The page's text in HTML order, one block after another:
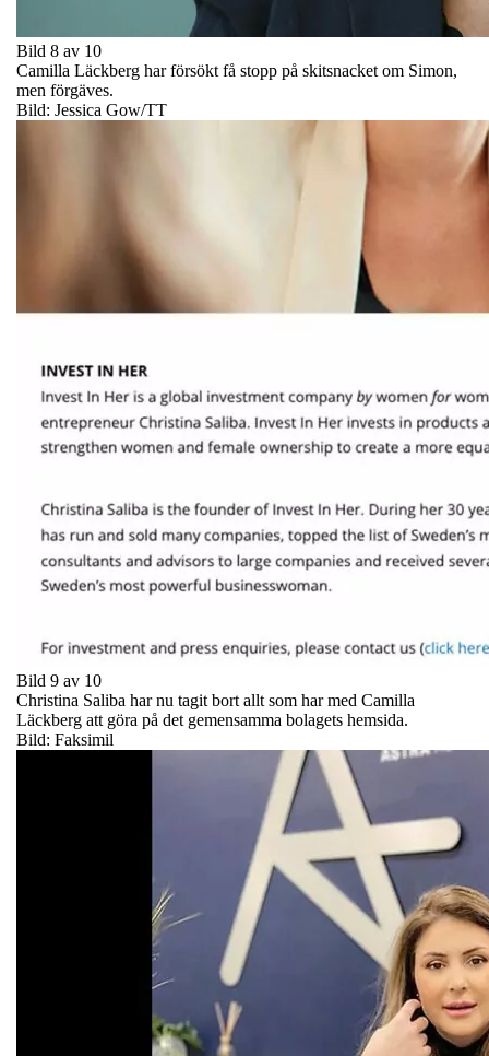
Bild 8 av 10
Camilla Läckberg har försökt få stopp på skitsnacket om Simon,
men förgäves.
Bild: Jessica Gow/TT
Bild 9 av 10
Christina Saliba har nu tagit bort allt som har med Camilla
Läckberg att göra på det gemensamma bolagets hemsida.
Bild: Faksimil